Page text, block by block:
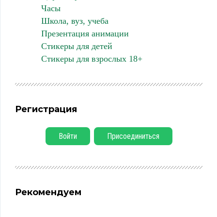
Часы
Школа, вуз, учеба
Презентация анимации
Стикеры для детей
Стикеры для взрослых 18+
Регистрация
Войти Присоединиться
Рекомендуем